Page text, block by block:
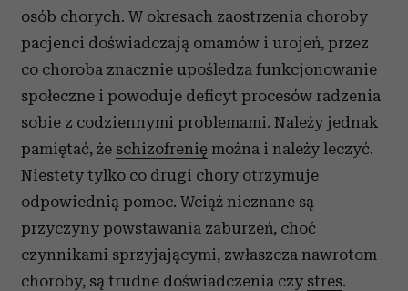
osób chorych. W okresach zaostrzenia choroby
pacjenci doświadczają omamów i urojeń, przez
co choroba znacznie upośledza funkcjonowanie
społeczne i powoduje deficyt procesów radzenia
sobie z codziennymi problemami. Należy jednak
pamiętać, że schizofrenię można i należy leczyć.
Niestety tylko co drugi chory otrzymuje
odpowiednią pomoc. Wciąż nieznane są
przyczyny powstawania zaburzeń, choć
czynnikami sprzyjającymi, zwłaszcza nawrotom
choroby, są trudne doświadczenia czy stres.